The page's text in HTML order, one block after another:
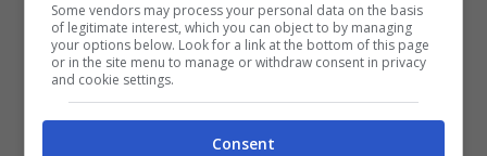
l’impossibilità di rimanere con l’ordine
cronologico.
Nel mondo dei social network, la strada
Some vendors may process your personal data on the basis
of legitimate interest, which you can object to by managing
your options below. Look for a link at the bottom of this page
or in the site menu to manage or withdraw consent in privacy
and cookie settings.
Consent